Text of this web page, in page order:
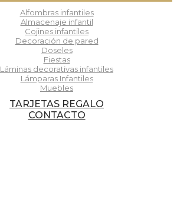
Alfombras infantiles
Almacenaje infantil
Cojines infantiles
Decoración de pared
Doseles
Fiestas
Láminas decorativas infantiles
Lámparas Infantiles
Muebles
TARJETAS REGALO
CONTACTO